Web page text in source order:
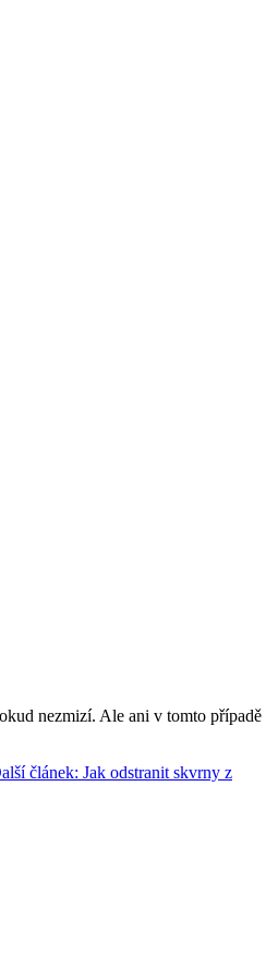
nezmizí. Ale ani v tomto případě
článek: Jak odstranit skvrny z